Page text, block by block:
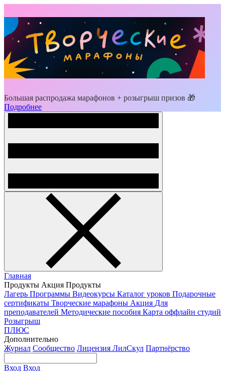
Большая распродажа марафонов + розыгрыш призов 🎁
Подробнее
Главная
Продукты Акция Продукты
Лагерь Программы Видеокурсы Каталог уроков Подарочные
сертификаты Творческие марафоны Акция Для
преподавателей Методические пособия Карта оффлайн студий
Розыгрыш
ПЛЮС
Дополнительно
Журнал Сообщество Лицензия ЛилСкул Партнёрство
Вход Вход